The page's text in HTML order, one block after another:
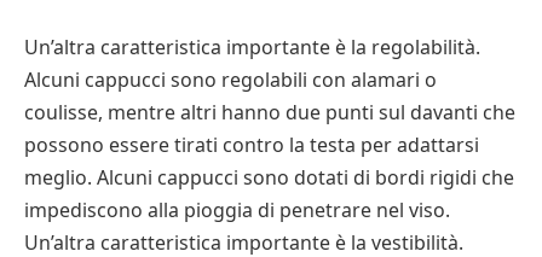
Un’altra caratteristica importante è la regolabilità.
Alcuni cappucci sono regolabili con alamari o
coulisse, mentre altri hanno due punti sul davanti che
possono essere tirati contro la testa per adattarsi
meglio. Alcuni cappucci sono dotati di bordi rigidi che
impediscono alla pioggia di penetrare nel viso.
Un’altra caratteristica importante è la vestibilità.